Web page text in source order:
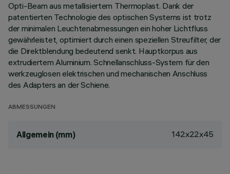
Opti-Beam aus metallisiertem Thermoplast. Dank der
patentierten Technologie des optischen Systems ist trotz
der minimalen Leuchtenabmessungen ein hoher Lichtfluss
gewährleistet, optimiert durch einen speziellen Streufilter, der
die Direktblendung bedeutend senkt. Hauptkorpus aus
extrudiertem Aluminium. Schnellanschluss-System für den
werkzeuglosen elektrischen und mechanischen Anschluss
des Adapters an der Schiene.
ABMESSUNGEN
Allgemein (mm) 142x22x45